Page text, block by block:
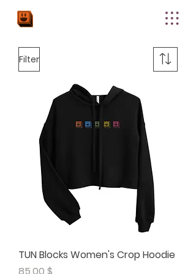
Filter
TUN Blocks Women's Crop Hoodie
Preis